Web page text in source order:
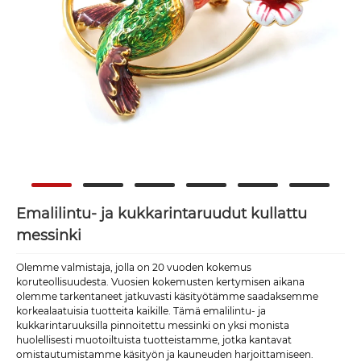
Emalilintu- ja kukkarintaruudut kullattu
messinki
Olemme valmistaja, jolla on 20 vuoden kokemus
koruteollisuudesta. Vuosien kokemusten kertymisen aikana
olemme tarkentaneet jatkuvasti käsityötämme saadaksemme
korkealaatuisia tuotteita kaikille. Tämä emalilintu- ja
kukkarintaruuksilla pinnoitettu messinki on yksi monista
huolellisesti muotoiltuista tuotteistamme, jotka kantavat
omistautumistamme käsityön ja kauneuden harjoittamiseen.